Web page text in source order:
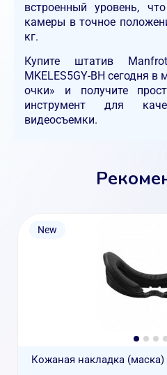
встроенный уровень,
камеры в точное
кг.
Купите штатив
MKELES5GY-BH сегодня
очки» и получите
инструмент для
видеосъемки.
New
Кожаная накладка